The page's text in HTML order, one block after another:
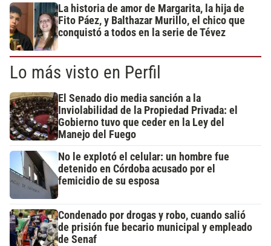
La historia de amor de Margarita, la hija de
Fito Páez, y Balthazar Murillo, el chico que
conquistó a todos en la serie de Tévez
Lo más visto en Perfil
El Senado dio media sanción a la
Inviolabilidad de la Propiedad Privada: el
Gobierno tuvo que ceder en la Ley del
Manejo del Fuego
No le explotó el celular: un hombre fue
detenido en Córdoba acusado por el
femicidio de su esposa
Condenado por drogas y robo, cuando salió
de prisión fue becario municipal y empleado
de Senaf